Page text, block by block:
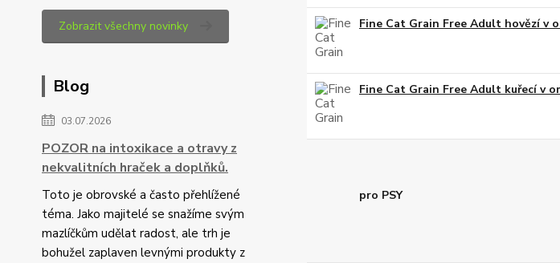
Zobrazit všechny novinky
Blog
03.07.2026
POZOR na intoxikace a otravy z
nekvalitních hraček a doplňků.
Toto je obrovské a často přehlížené
téma. Jako majitelé se snažíme svým
mazlíčkům udělat radost, ale trh je
bohužel zaplaven levnými produkty z
Fine Cat Grain Free Adult hovězí v
Fine Cat Grain Free Adult kuřecí v
pro PSY